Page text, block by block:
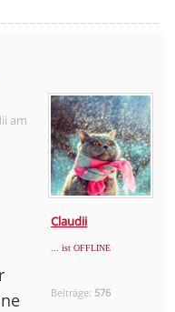
Claudii
... ist OFFLINE
Beiträge: 576
am